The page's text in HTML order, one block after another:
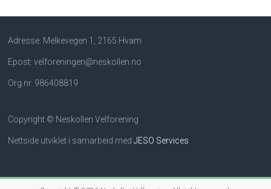
Adresse: Melkevegen 1, 2165 Hvam
Epost: velforeningen@neskollen.no
Org.nr. 986408819
Copyright © Neskollen Velforening
Nettside utviklet i samarbeid medJESO Services